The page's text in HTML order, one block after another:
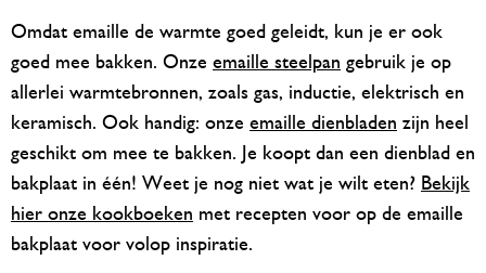
Omdat emaille de warmte goed geleidt, kun je er ook
goed mee bakken. Onze emaille steelpan gebruik je op
allerlei warmtebronnen, zoals gas, inductie, elektrisch en
keramisch. Ook handig: onze emaille dienbladen zijn heel
geschikt om mee te bakken. Je koopt dan een dienblad en
bakplaat in één! Weet je nog niet wat je wilt eten? Bekijk
hier onze kookboeken met recepten voor op de emaille
bakplaat voor volop inspiratie.